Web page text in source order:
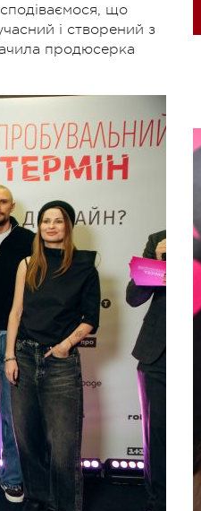
що
і створений з
продюсерка